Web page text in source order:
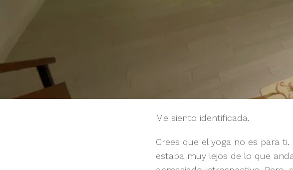
Me siento identificada.
Crees que el yoga no es para
estaba muy lejos de lo que